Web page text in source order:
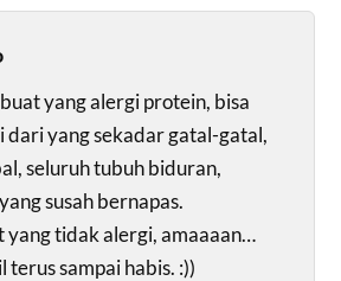
yang alergi protein, bisa
dari yang sekadar gatal-gatal,
seluruh tubuh biduran,
susah bernapas.
yang tidak alergi, amaaaan…
terus sampai habis. :))